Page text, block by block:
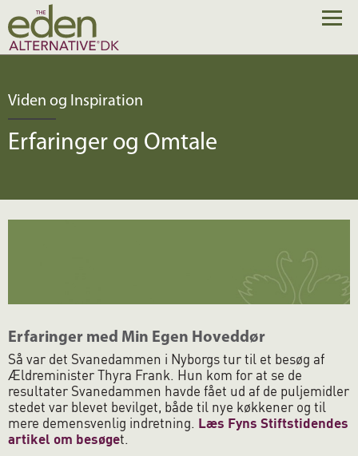
Viden og Inspiration
Erfaringer og Omtale
Erfaringer med Min Egen Hoveddør
Så var det Svanedammen i Nyborgs tur til et besøg af
Ældreminister Thyra Frank. Hun kom for at se de
resultater Svanedammen havde fået ud af de puljemidler
stedet var blevet bevilget, både til nye køkkener og til
mere demensvenlig indretning. Læs Fyns Stiftstidendes
artikel om besøget.